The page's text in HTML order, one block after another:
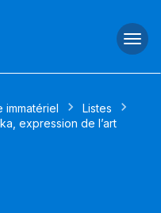
immatériel
Listes
expression de l’art